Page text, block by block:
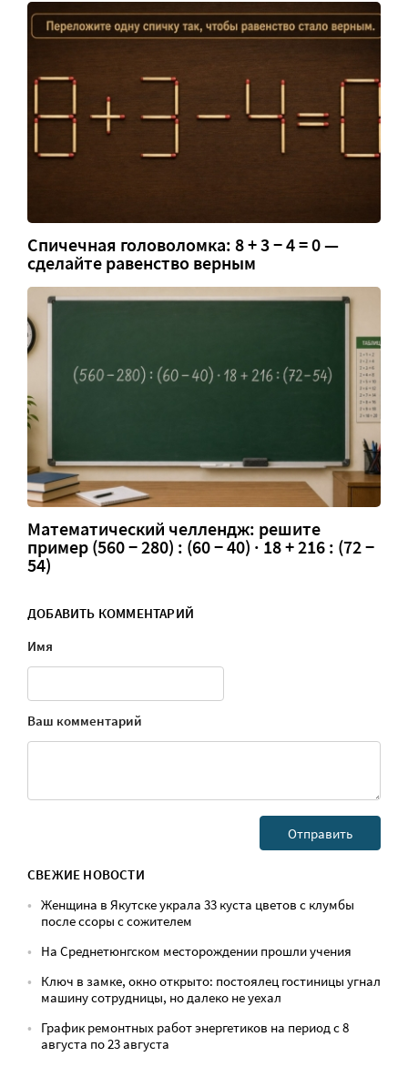
Спичечная головоломка: 8 + 3 − 4 = 0 —
сделайте равенство верным
Математический челлендж: решите
пример (560 − 280) : (60 − 40) · 18 + 216 : (72 −
54)
ДОБАВИТЬ КОММЕНТАРИЙ
Имя
Ваш комментарий
СВЕЖИЕ НОВОСТИ
Женщина в Якутске украла 33 куста цветов с клумбы
после ссоры с сожителем
На Среднетюнгском месторождении прошли учения
Ключ в замке, окно открыто: постоялец гостиницы угнал
машину сотрудницы, но далеко не уехал
График ремонтных работ энергетиков на период с 8
августа по 23 августа